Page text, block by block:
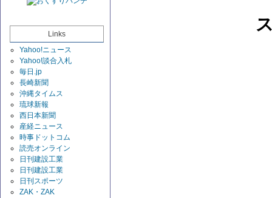
Links
Yahoo!ニュース
Yahoo!談合入札
毎日.jp
長崎新聞
沖縄タイムス
琉球新報
西日本新聞
産経ニュース
時事ドットコム
読売オンライン
日刊建設工業
日刊建設工業
日刊スポーツ
ZAK・ZAK